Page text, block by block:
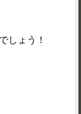
しょう！